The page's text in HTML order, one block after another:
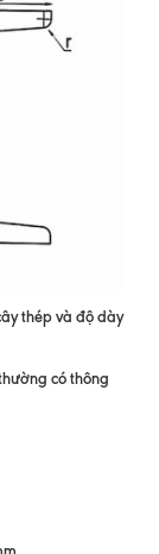
thép và độ dày
có thông